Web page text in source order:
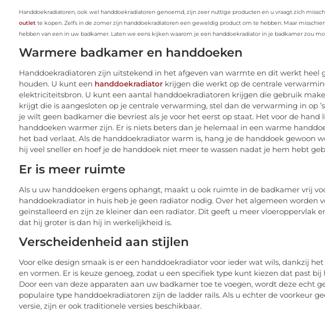
Handdoekradiatoren, ook wel handdoekradiatoren genoemd, zijn zeer nuttige producten en u vraagt ​​zich
outlet te kopen. Zelfs in de zomer zijn handdoekradiatoren een geweldig product om te hebben. Maar
hebben van een in uw badkamer. Laten we eens kijken waarom je een handdoekradiator in je badkamer zou
Warmere badkamer en handdoeken
Handdoekradiatoren zijn uitstekend in het afgeven van warmte en dit werkt heel
houden. U kunt een handdoekradiator krijgen die werkt op de centrale
elektriciteitsbron. U kunt een aantal handdoekradiatoren krijgen die gebruik
krijgt die is aangesloten op je centrale verwarming, stel dan de verwarming in op
je wilt geen badkamer die bevriest als je voor het eerst op staat. Het voor de hand
handdoeken warmer zijn. Er is niets beters dan je helemaal in een warme
het bad verlaat. Als de handdoekradiator warm is, hang je de handdoek gewoon
hij veel sneller en hoef je de handdoek niet meer te wassen nadat je hem hebt
Er is meer ruimte
Als u uw handdoeken ergens ophangt, maakt u ook ruimte in de badkamer vrij
handdoekradiator in huis heb je geen radiator nodig. Over het algemeen worden
geïnstalleerd en zijn ze kleiner dan een radiator. Dit geeft u meer vloeroppervlak
dat hij groter is dan hij in werkelijkheid is.
Verscheidenheid aan stijlen
Voor elke design smaak is er een handdoekradiator voor ieder wat wils, dankzij
en vormen. Er is keuze genoeg, zodat u een specifiek type kunt kiezen dat past
Door een van deze apparaten aan uw badkamer toe te voegen, wordt deze echt
populaire type handdoekradiatoren zijn de ladder rails. Als u echter de voorkeur
versie, zijn er ook traditionele versies beschikbaar.